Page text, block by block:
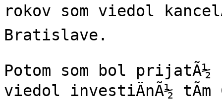
rokov som viedol
Bratislave.
Potom som bol prijatÃ½
viedol investiÄnÃ½